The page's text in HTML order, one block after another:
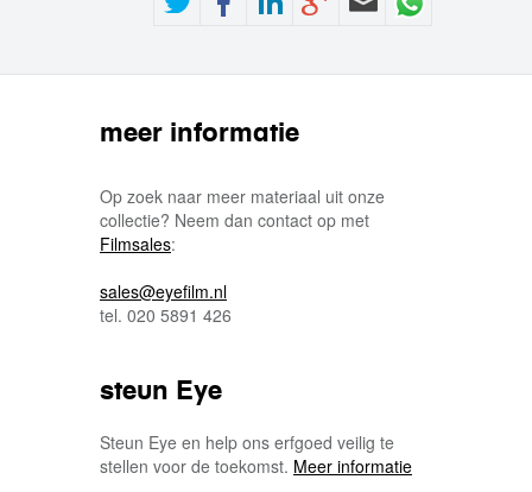
meer informatie
Op zoek naar meer materiaal uit onze
collectie? Neem dan contact op met
Filmsales:
sales@eyefilm.nl
tel. 020 5891 426
steun Eye
Steun Eye en help ons erfgoed veilig te
stellen voor de toekomst. Meer informatie